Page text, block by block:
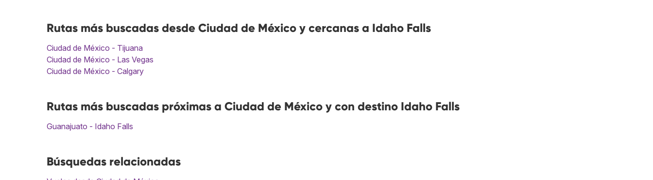
Rutas más buscadas desde Ciudad de México y cercanas a Idaho Falls
Ciudad de México - Tijuana
Ciudad de México - Las Vegas
Ciudad de México - Calgary
Rutas más buscadas próximas a Ciudad de México y con destino Idaho Falls
Guanajuato - Idaho Falls
Búsquedas relacionadas